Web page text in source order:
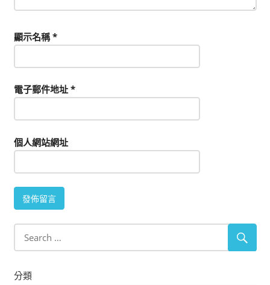
顯示名稱*
電子郵件地址 *
個人網站網址
分類